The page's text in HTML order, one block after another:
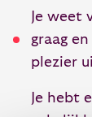
Je weet
graag
plezier
Je hebt